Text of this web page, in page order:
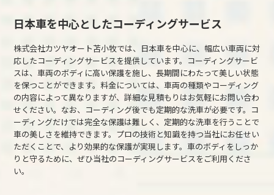
日本車を中心としたコーディングサービス
株式会社カツヤオート苫小牧では、日本車を中心に、幅広い車両に対
応したコーディングサービスを提供しています。コーディングサービ
スは、車両のボディに高い保護を施し、長期間にわたって美しい状態
を保つことができます。料金については、車両の種類やコーディング
の内容によって異なりますが、詳細な見積もりはお気軽にお問い合わ
せください。なお、コーディング後でも定期的な洗車が必要です。コ
ーディングだけでは完全な保護は難しく、定期的な洗車を行うことで
車の美しさを維持できます。プロの技術と知識を持つ当社にお任せい
ただくことで、より効果的な保護が実現します。車のボディをしっか
りと守るために、ぜひ当社のコーディングサービスをご利用くださ
い。